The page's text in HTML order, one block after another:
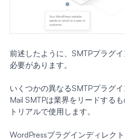
前述したように、SMTPプラグ
必要があります。
いくつかの異なるSMTPプラグ
Mail SMTPは業界をリードする
トリアルで使用します。
WordPressプラグインディレク